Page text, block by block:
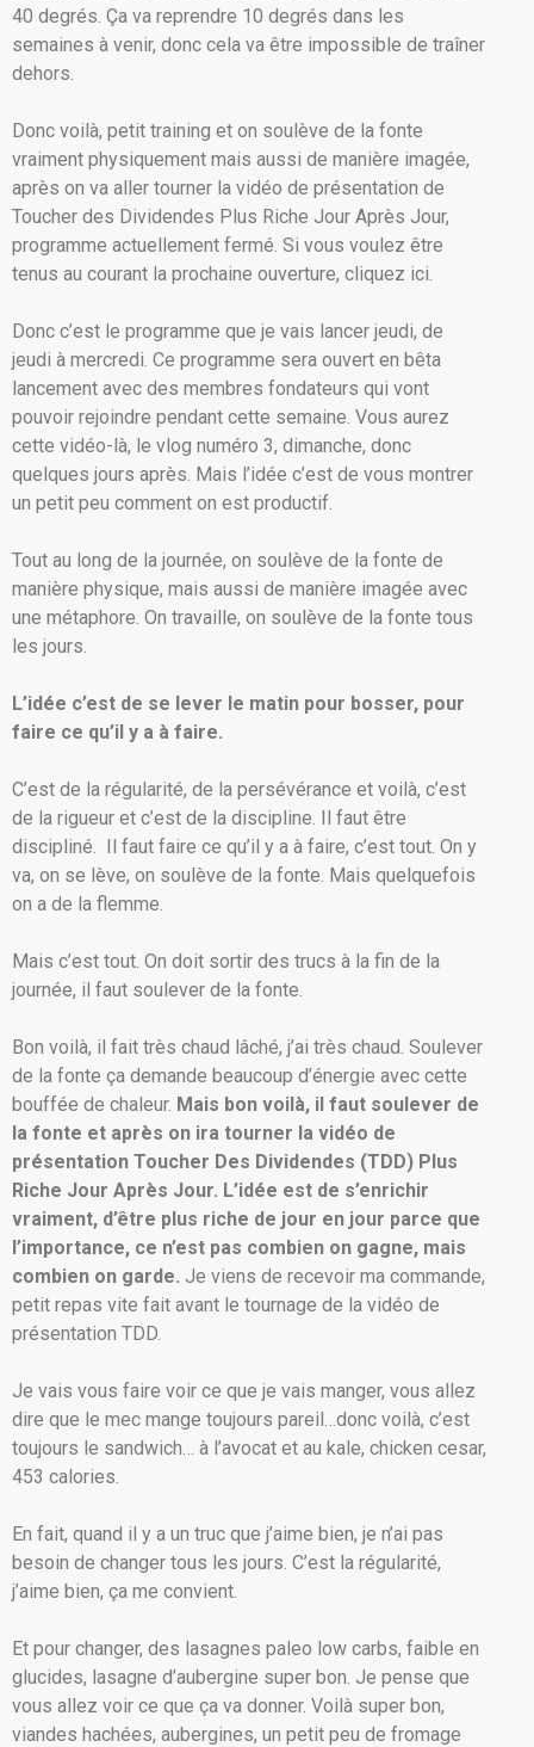
40 degrés. Ça va reprendre 10 degrés dans les
semaines à venir, donc cela va être impossible de traîner
dehors.
Donc voilà, petit training et on soulève de la fonte
vraiment physiquement mais aussi de manière imagée,
après on va aller tourner la vidéo de présentation de
Toucher des Dividendes Plus Riche Jour Après Jour,
programme actuellement fermé. Si vous voulez être
tenus au courant la prochaine ouverture, cliquez ici.
Donc c’est le programme que je vais lancer jeudi, de
jeudi à mercredi. Ce programme sera ouvert en bêta
lancement avec des membres fondateurs qui vont
pouvoir rejoindre pendant cette semaine. Vous aurez
cette vidéo-là, le vlog numéro 3, dimanche, donc
quelques jours après. Mais l’idée c’est de vous montrer
un petit peu comment on est productif.
Tout au long de la journée, on soulève de la fonte de
manière physique, mais aussi de manière imagée avec
une métaphore. On travaille, on soulève de la fonte tous
les jours.
L’idée c’est de se lever le matin pour bosser, pour
faire ce qu’il y a à faire.
C’est de la régularité, de la persévérance et voilà, c’est
de la rigueur et c’est de la discipline. Il faut être
discipliné. Il faut faire ce qu’il y a à faire, c’est tout. On y
va, on se lève, on soulève de la fonte. Mais quelquefois
on a de la flemme.
Mais c’est tout. On doit sortir des trucs à la fin de la
journée, il faut soulever de la fonte.
Bon voilà, il fait très chaud lâché, j’ai très chaud. Soulever
de la fonte ça demande beaucoup d’énergie avec cette
bouffée de chaleur. Mais bon voilà, il faut soulever de
la fonte et après on ira tourner la vidéo de
présentation Toucher Des Dividendes (TDD) Plus
Riche Jour Après Jour. L’idée est de s’enrichir
vraiment, d’être plus riche de jour en jour parce que
l’importance, ce n’est pas combien on gagne, mais
combien on garde. Je viens de recevoir ma commande,
petit repas vite fait avant le tournage de la vidéo de
présentation TDD.
Je vais vous faire voir ce que je vais manger, vous allez
dire que le mec mange toujours pareil…donc voilà, c’est
toujours le sandwich… à l’avocat et au kale, chicken cesar,
453 calories.
En fait, quand il y a un truc que j’aime bien, je n’ai pas
besoin de changer tous les jours. C’est la régularité,
j’aime bien, ça me convient.
Et pour changer, des lasagnes paleo low carbs, faible en
glucides, lasagne d’aubergine super bon. Je pense que
vous allez voir ce que ça va donner. Voilà super bon,
viandes hachées, aubergines, un petit peu de fromage